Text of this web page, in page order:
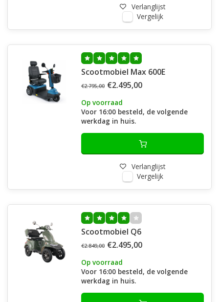
Verlanglijst
Vergelijk
Scootmobiel Max 600E
€2.795,00 €2.495,00
Op voorraad
Voor 16:00 besteld, de volgende
werkdag in huis.
Verlanglijst
Vergelijk
Scootmobiel Q6
€2.849,00 €2.495,00
Op voorraad
Voor 16:00 besteld, de volgende
werkdag in huis.